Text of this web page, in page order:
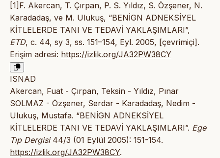
[1]F. Akercan, T. Çırpan, P. S. Yıldız, S. Özşener, N.
Karadadaş, ve M. Ulukuş, “BENİGN ADNEKSİYEL
KİTLELERDE TANI VE TEDAVİ YAKLAŞIMLARI”,
ETD, c. 44, sy 3, ss. 151–154, Eyl. 2005, [çevrimiçi].
Erişim adresi: https://izlik.org/JA32PW38CY
ISNAD
Akercan, Fuat - Çırpan, Teksin - Yıldız, Pınar
SOLMAZ - Özşener, Serdar - Karadadaş, Nedim -
Ulukuş, Mustafa. “BENİGN ADNEKSİYEL
KİTLELERDE TANI VE TEDAVİ YAKLAŞIMLARI”. Ege
Tıp Dergisi44/3 (01 Eylül 2005): 151-154.
https://izlik.org/JA32PW38CY.